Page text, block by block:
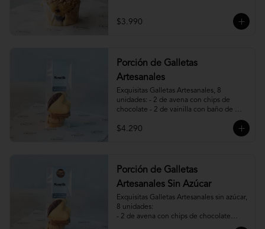
$3.990
Porción de Galletas
Artesanales
Exquisitas Galletas Artesanales, 8
unidades: - 2 de avena con chips de
chocolate - 2 de vainilla con baño de
chocolate - 2 de vainilla con mermelada
de frambuesa - 2 de canela, miel y
$4.290
Porción de Galletas
Artesanales Sin Azúcar
Exquisitas Galletas Artesanales sin azúcar,
8 unidades:
- 2 de avena con chips de chocolate